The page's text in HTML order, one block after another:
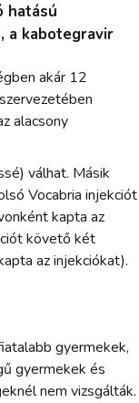
hatású
a kabotegravir
akár 12
alacsony
válhat. Másik
Vocabria injekciót
kapta az
követő két
az injekciókat).
gyermekek,
gyermekek és
nem vizsgálták.